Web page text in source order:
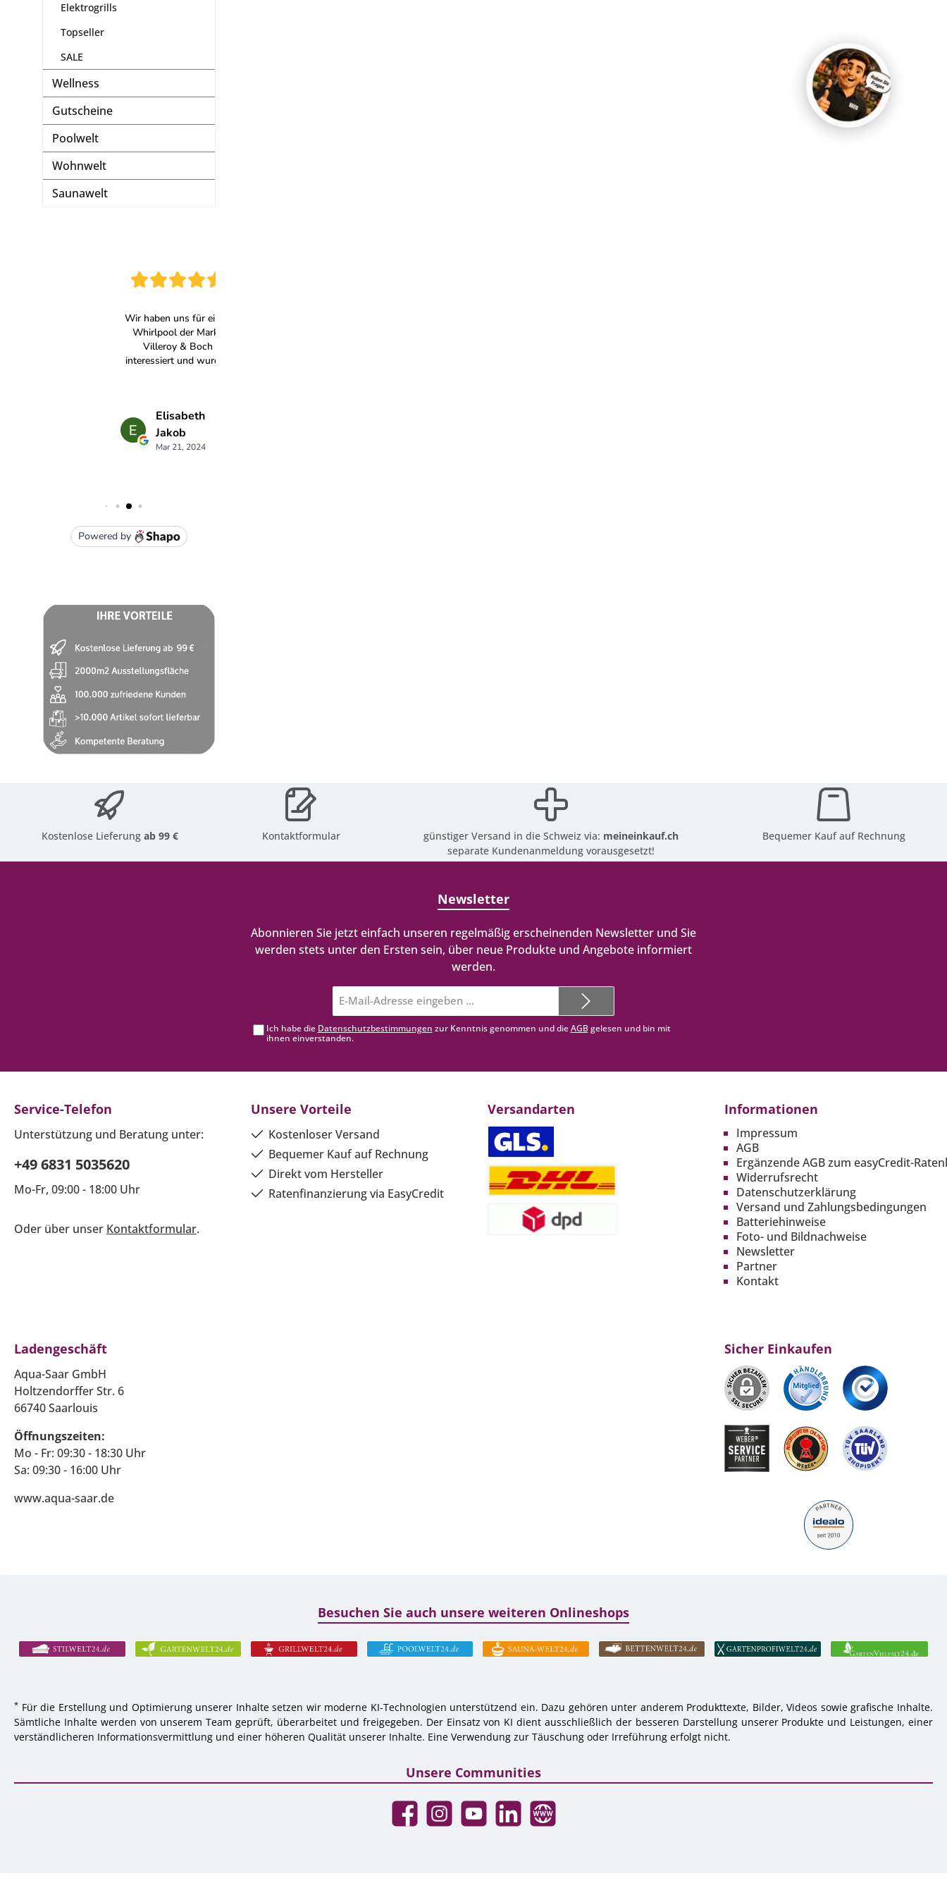
Elektrogrills
Topseller
SALE
Wellness
Gutscheine
Poolwelt
Wohnwelt
Saunawelt
Kostenlose Lieferungab 99 € Kontaktformular günstiger Versand in die Schweiz via: meineinkauf.ch
separate Kundenanmeldung vorausgesetzt!
Bequemer Kauf auf Rechnung
Newsletter
Abonnieren Sie jetzt einfach unseren regelmäßig erscheinenden Newsletter und Sie
werden stets unter den Ersten sein, über neue Produkte und Angebote informiert
werden.
Mail-
Adresse*
Ich habe die Datenschutzbestimmungen zur Kenntnis genommen und dieAGBgelesen und bin mit
ihnen einverstanden.
Service-Telefon
Unterstützung und Beratung unter:
+49 6831 5035620
Mo-Fr, 09:00 - 18:00 Uhr
Oder über unser Kontaktformular.
Unsere Vorteile
Kostenloser Versand
Bequemer Kauf auf Rechnung
Direkt vom Hersteller
Ratenfinanzierung via EasyCredit
Versandarten Informationen
Impressum
AGB
Ergänzende AGB zum easyCredit-
Widerrufsrecht
Datenschutzerklärung
Versand und Zahlungsbedingungen
Batteriehinweise
Foto- und Bildnachweise
Newsletter
Partner
Kontakt
Ladengeschäft
Aqua-Saar GmbH
Holtzendorffer Str. 6
66740 Saarlouis
Öffnungszeiten:
Mo - Fr: 09:30 - 18:30 Uhr
Sa: 09:30 - 16:00 Uhr
www.aqua-saar.de
Sicher Einkaufen
Besuchen Sie auch unsere weiteren Onlineshops
* Für die Erstellung und Optimierung unserer Inhalte setzen wir moderne KI-Technologien unterstützend ein. Dazu gehören unter anderem Produkttexte, Bilder, Videos sowie grafische Inhalte.
Sämtliche Inhalte werden von unserem Team geprüft, überarbeitet und freigegeben. Der Einsatz von KI dient ausschließlich der besseren Darstellung unserer Produkte und Leistungen, einer
verständlicheren Informationsvermittlung und einer höheren Qualität unserer Inhalte. Eine Verwendung zur Täuschung oder Irreführung erfolgt nicht.
Unsere Communities
FacebookInstagramYouTubeLinkedInWebsite